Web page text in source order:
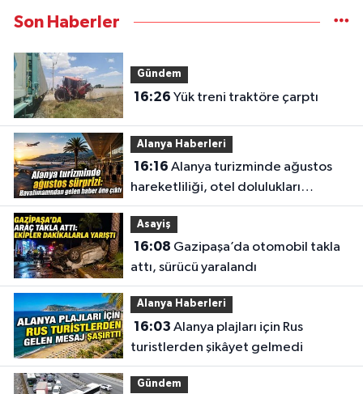
Son Haberler
Gündem
16:26 Yük treni traktöre çarptı
Alanya Haberleri
16:16
hareketliliği, otel dolulukları
yükseldi
Asayiş
16:08
attı, sürücü yaralandı
Alanya Haberleri
16:03
turistlerden şikâyet gelmedi
Gündem